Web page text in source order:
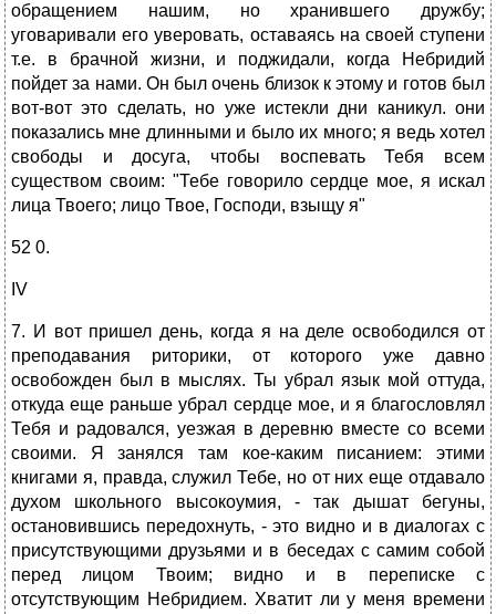
обращением нашим, но хранившего дружбу;
уговаривали его уверовать, оставаясь на своей ступени
т.е. в брачной жизни, и поджидали, когда Небридий
пойдет за нами. Он был очень близок к этому и готов был
вот-вот это сделать, но уже истекли дни каникул. они
показались мне длинными и было их много; я ведь хотел
свободы и досуга, чтобы воспевать Тебя всем
существом своим: "Тебе говорило сердце мое, я искал
лица Твоего; лицо Твое, Господи, взыщу я"
52 0.
IV
7. И вот пришел день, когда я на деле освободился от
преподавания риторики, от которого уже давно
освобожден был в мыслях. Ты убрал язык мой оттуда,
откуда еще раньше убрал сердце мое, и я благословлял
Тебя и радовался, уезжая в деревню вместе со всеми
своими. Я занялся там кое-каким писанием: этими
книгами я, правда, служил Тебе, но от них еще отдавало
духом школьного высокоумия, - так дышат бегуны,
остановившись передохнуть, - это видно и в диалогах с
присутствующими друзьями и в беседах с самим собой
перед лицом Твоим; видно и в переписке с
отсутствующим Небридием. Хватит ли у меня времени